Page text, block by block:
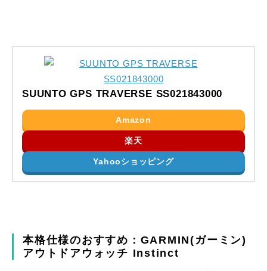
SUUNTO GPS TRAVERSE SS021843000
Amazon
楽天
Yahooショッピング
本格仕様のおすすめ：GARMIN(ガーミン)
アウトドアウォッチ Instinct